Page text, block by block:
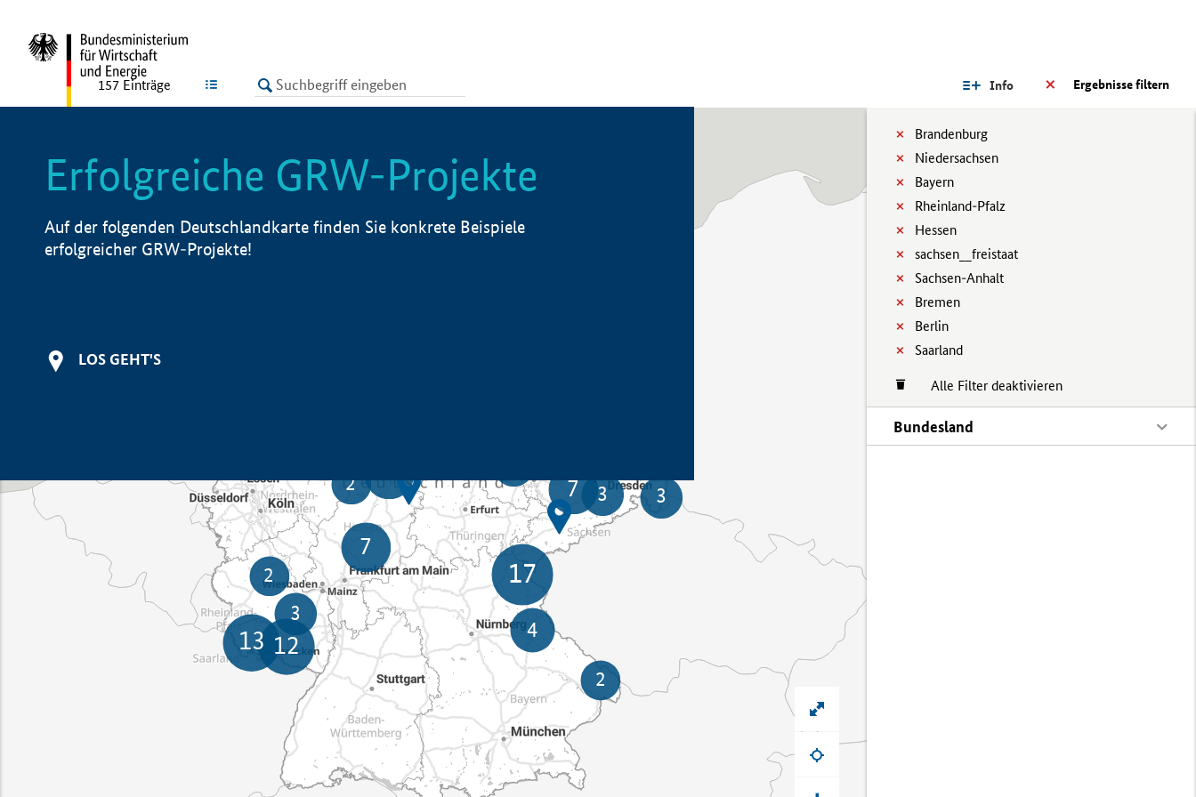
LISTE Ergebnisse filtern
Info
Brandenburg
Niedersachsen
Bayern
Rheinland-Pfalz
Hessen
sachsen__freistaat
Sachsen-Anhalt
Bremen
Berlin
Saarland
Alle Filter deaktivieren
Bundesland
157 Einträge
Erfolgreiche GRW-Projekte
Auf der folgenden Deutschlandkarte finden Sie konkrete Beispiele
erfolgreicher GRW-Projekte!
LOS GEHT'S